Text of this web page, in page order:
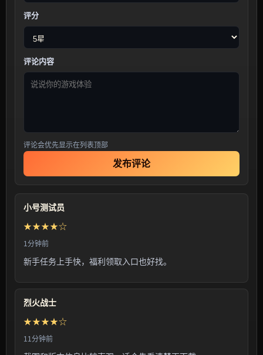
评分
评论内容
评论会优先显示在列表顶部
发布评论
小号测试员
★★★★☆
1分钟前
新手任务上手快，福利领取入口也好找。
烈火战士
★★★★☆
11分钟前